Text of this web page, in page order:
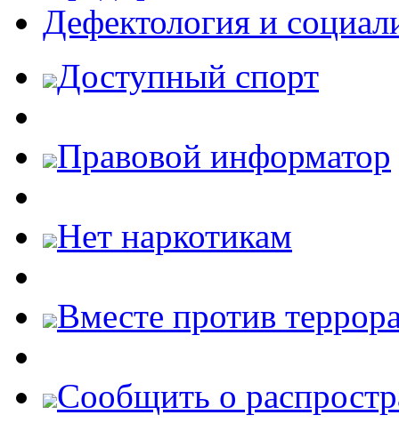
Дефектология и
Доступный спорт
Правовой информатор
Нет наркотикам
Вместе против
Cообщить о